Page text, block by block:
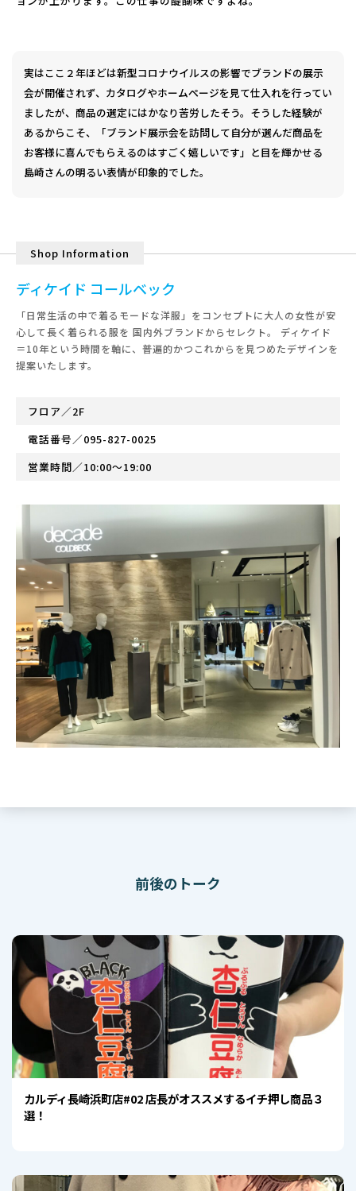
実はここ２年ほどは新型コロナウイルスの影響でブランドの展示
会が開催されず、カタログやホームページを見て仕入れを行ってい
ましたが、商品の選定にはかなり苦労したそう。そうした経験が
あるからこそ、「ブランド展示会を訪問して自分が選んだ商品を
お客様に喜んでもらえるのはすごく嬉しいです」と目を輝かせる
島崎さんの明るい表情が印象的でした。
Shop Information
ディケイド コールベック
「日常生活の中で着るモードな洋服」をコンセプトに大人の女性が安
心して長く着られる服を 国内外ブランドからセレクト。 ディケイド
＝10年という時間を軸に、普遍的かつこれからを見つめたデザインを
提案いたします。
フロア／2F
電話番号／095-827-0025
営業時間／10:00～19:00
前後のトーク
カルディ長崎浜町店#02 店長がオススメするイチ押し商品３
選！